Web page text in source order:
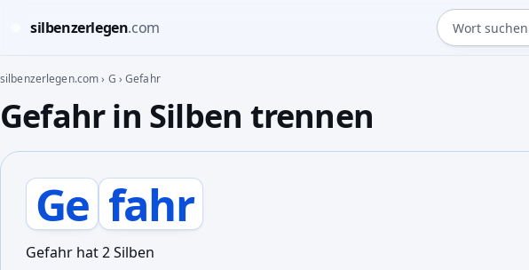
silbenzerlegen.com Wort suchen
silbenzerlegen.com› G ›Gefahr
Gefahr in Silben trennen
Ge fahr
Gefahr hat 2 Silben